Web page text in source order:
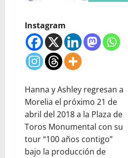
Instagram
Hanna y Ashley regresan a
Morelia el próximo 21 de
abril del 2018 a la Plaza de
Toros Monumental con su
tour “100 años contigo”
bajo la producción de